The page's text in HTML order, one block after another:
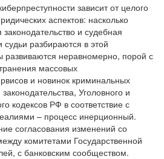
зависит от целого
аспектов: насколько
и судебная
судьи разбираются в этой
неравномерно, порой с
массовых
и новинок криминальных
Уголовного и
кодексов РФ в соответствие с
– процесс инерционный.
согласования изменений со
комитетами Государственной
с банковским сообществом.